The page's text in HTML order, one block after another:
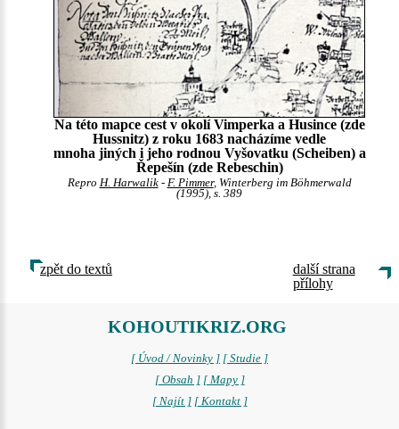
Na této mapce cest v okolí Vimperka a Husince (zde
Hussnitz) z roku 1683 nacházíme vedle
mnoha jiných i jeho rodnou Vyšovatku (Scheiben) a
Řepešín (zde Rebeschin)
Repro H. Harwalik- F. Pimmer, Winterberg im Böhmerwald
(1995), s. 389
zpět do textů
další strana
přílohy
KOHOUTIKRIZ.ORG
[ Úvod / Novinky ] [ Studie ]
[ Obsah ] [ Mapy ]
[ Najít ] [ Kontakt ]